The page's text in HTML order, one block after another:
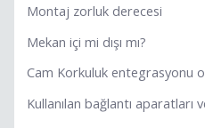
Montaj zorluk derecesi
Mekan içi mi dışı mı?
Cam Korkuluk entegrasyonu
Kullanılan bağlantı aparatları